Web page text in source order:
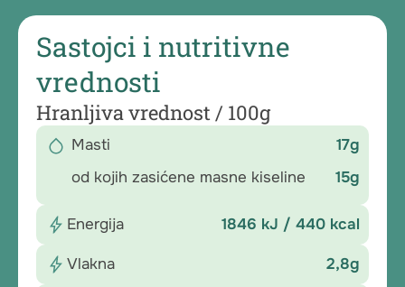
Sastojci i nutritivne
vrednosti
Hranljiva vrednost / 100g
Masti
17g
od kojih zasićene masne kiseline
15g
Energija 1846 kJ / 440 kcal
Vlakna 2,8g